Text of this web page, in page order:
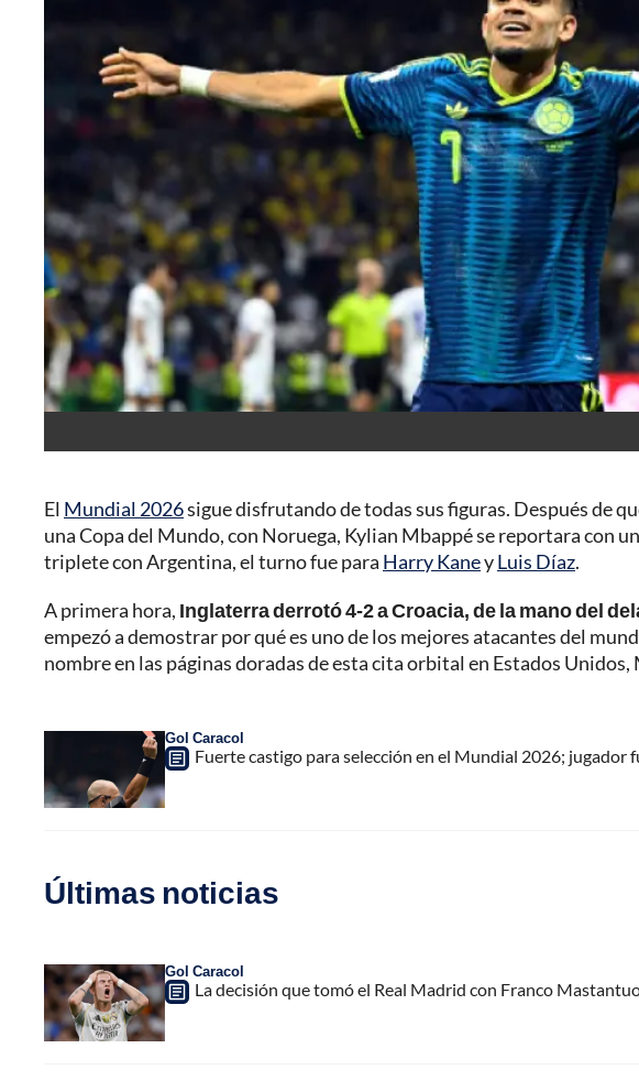
El Mundial 2026sigue disfrutando de todas sus figuras. Después de
una Copa del Mundo, con Noruega, Kylian Mbappé se reportara con
triplete con Argentina, el turno fue para Harry KaneyLuis Díaz.
A primera hora, Inglaterra derrotó 4-2 a Croacia, de la mano del
empezó a demostrar por qué es uno de los mejores atacantes del
nombre en las páginas doradas de esta cita orbital en Estados Unidos,
Gol Caracol
Fuerte castigo para selección en el Mundial 2026; jugador
Últimas noticias
Gol Caracol
La decisión que tomó el Real Madrid con Franco